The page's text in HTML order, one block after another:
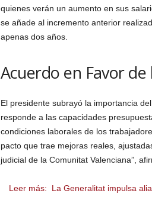
quienes verán un aumento en sus
se añade al incremento anterior
apenas dos años.
Acuerdo en Favor de
El presidente subrayó la importancia
responde a las capacidades
condiciones laborales de los
pacto que trae mejoras reales,
judicial de la Comunitat Valenciana”,
Leer más:
La Generalitat impulsa